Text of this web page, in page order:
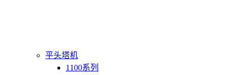
平头塔机
1100系列